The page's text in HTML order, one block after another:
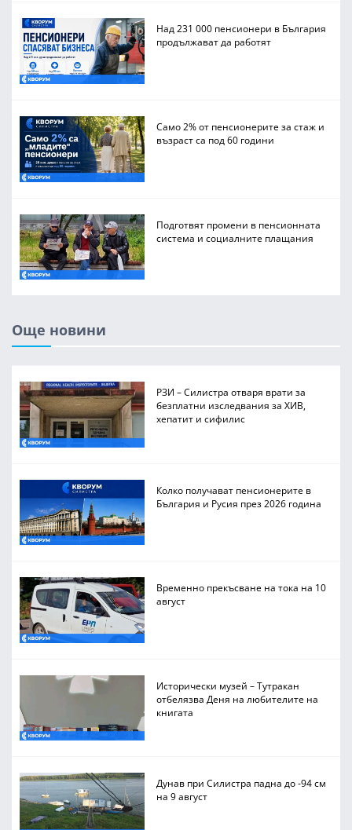
Над 231 000 пенсионери в България
продължават да работят
Само 2% от пенсионерите за стаж и
възраст са под 60 години
Подготвят промени в пенсионната
система и социалните плащания
Още новини
РЗИ – Силистра отваря врати за
безплатни изследвания за ХИВ,
хепатит и сифилис
Колко получават пенсионерите в
България и Русия през 2026 година
Временно прекъсване на тока на 10
август
Исторически музей – Тутракан
отбелязва Деня на любителите на
книгата
Дунав при Силистра падна до -94 см
на 9 август